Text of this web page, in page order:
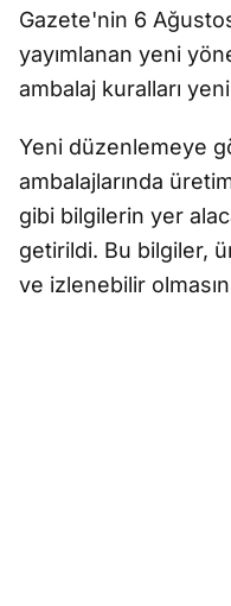
Gazete'nin 6
yayımlanan yeni
ambalaj kuralları
Yeni düzenlemeye
ambalajlarında
gibi bilgilerin yer
getirildi. Bu bilgiler,
ve izlenebilir